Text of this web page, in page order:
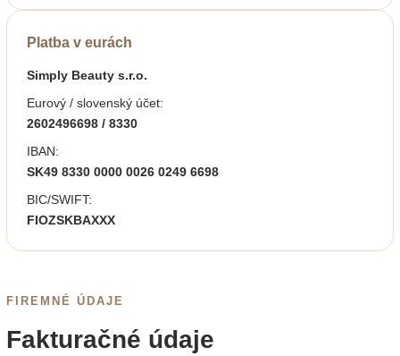
Platba v eurách
Simply Beauty s.r.o.
Eurový / slovenský účet:
2602496698 / 8330
IBAN:
SK49 8330 0000 0026 0249 6698
BIC/SWIFT:
FIOZSKBAXXX
FIREMNÉ ÚDAJE
Fakturačné údaje